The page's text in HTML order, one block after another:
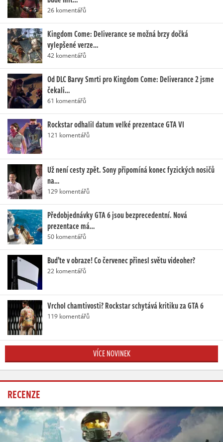
26 komentářů
Kingdom Come: Deliverance se možná brzy dočká
vylepšené verze…
42 komentářů
Od DLC Barvy Smrti pro Kingdom Come: Deliverance 2 jsme
čekali…
61 komentářů
Rockstar odhalil datum velké prezentace GTA VI
121 komentářů
Už není cesty zpět. Sony připomíná konec fyzických nosičů
na…
129 komentářů
Předobjednávky GTA 6 jsou bezprecedentní. Nová
prezentace má…
50 komentářů
Buďte v obraze! Co červenec přinesl světu videoher?
22 komentářů
Vrchol chamtivosti? Rockstar schytává kritiku za GTA 6
119 komentářů
VÍCE NOVINEK
RECENZE